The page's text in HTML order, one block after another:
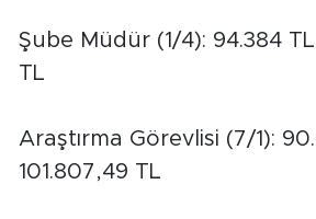
Şube Müdür (1/4): 94.384
TL
Araştırma Görevlisi (7/1):
101.807,49 TL